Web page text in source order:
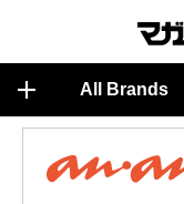
All Brands